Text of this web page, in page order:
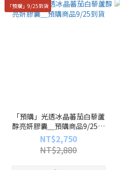
「預購」9/25到貨
「預購」光透冰晶蕃茄白藜蘆
醇亮妍膠囊＿預購商品9/25到
貨
NT$2,750
NT$2,880